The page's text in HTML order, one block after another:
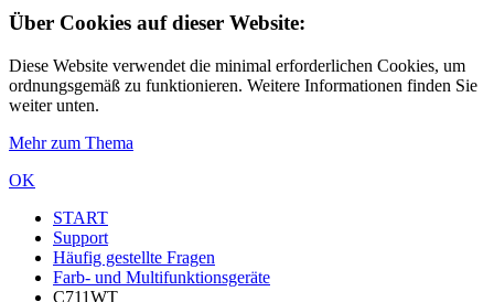
Über Cookies auf dieser Website:
Diese Website verwendet die minimal erforderlichen Cookies, um
ordnungsgemäß zu funktionieren. Weitere Informationen finden Sie
weiter unten.
Mehr zum Thema
OK
START
Support
Häufig gestellte Fragen
Farb- und Multifunktionsgeräte
C711WT